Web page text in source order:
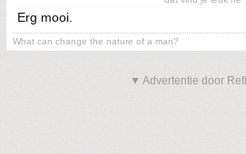
Erg mooi.
What can change the nature of a man?
▼ Advertentie door